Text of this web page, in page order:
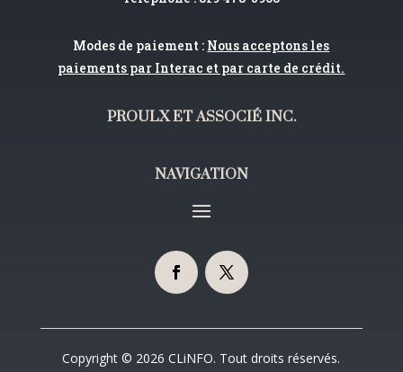
Modes de paiement : Nous acceptons les
paiements par Interac et par carte de crédit.
PROULX ET ASSOCIÉ INC.
NAVIGATION
Copyright © 2026 CLiNFO. Tout droits réservés.